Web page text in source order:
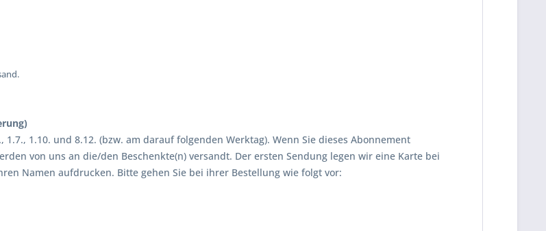
1.10. und 8.12. (bzw. am darauf folgenden Werktag). Wenn Sie dieses Abonnement
von uns an die/den Beschenkte(n) versandt. Der ersten Sendung legen wir eine Karte bei
Namen aufdrucken. Bitte gehen Sie bei ihrer Bestellung wie folgt vor: